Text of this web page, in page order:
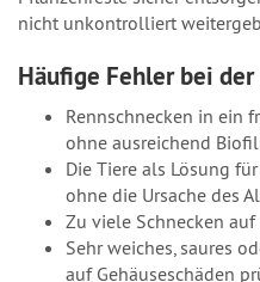
nicht unkontrolliert
Häufige Fehler bei
Rennschnecken in ein
ohne ausreichend
Die Tiere als Lösung
ohne die Ursache des
Zu viele Schnecken
Sehr weiches, saures
auf Gehäuseschäden